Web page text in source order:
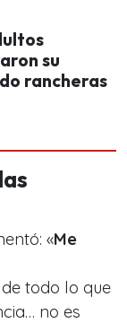
su
rancheras
«Me
todo lo que
no es